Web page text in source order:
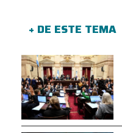
+ DE ESTE TEMA